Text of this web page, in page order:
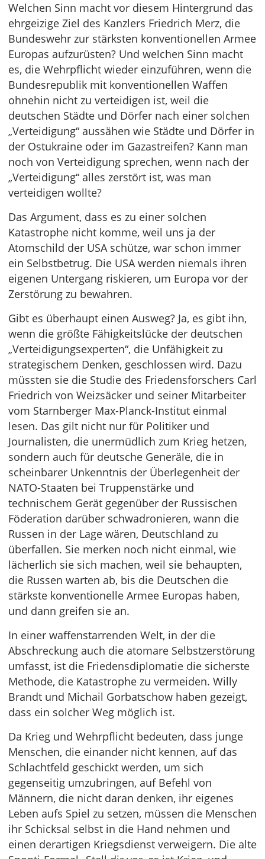
Welchen Sinn macht vor diesem Hintergrund das
ehrgeizige Ziel des Kanzlers Friedrich Merz, die
Bundeswehr zur stärksten konventionellen Armee
Europas aufzurüsten? Und welchen Sinn macht
es, die Wehrpflicht wieder einzuführen, wenn die
Bundesrepublik mit konventionellen Waffen
ohnehin nicht zu verteidigen ist, weil die
deutschen Städte und Dörfer nach einer solchen
„Verteidigung“ aussähen wie Städte und Dörfer in
der Ostukraine oder im Gazastreifen? Kann man
noch von Verteidigung sprechen, wenn nach der
„Verteidigung“ alles zerstört ist, was man
verteidigen wollte?
Das Argument, dass es zu einer solchen
Katastrophe nicht komme, weil uns ja der
Atomschild der USA schütze, war schon immer
ein Selbstbetrug. Die USA werden niemals ihren
eigenen Untergang riskieren, um Europa vor der
Zerstörung zu bewahren.
Gibt es überhaupt einen Ausweg? Ja, es gibt ihn,
wenn die größte Fähigkeitslücke der deutschen
„Verteidigungsexperten“, die Unfähigkeit zu
strategischem Denken, geschlossen wird. Dazu
müssten sie die Studie des Friedensforschers Carl
Friedrich von Weizsäcker und seiner Mitarbeiter
vom Starnberger Max-Planck-Institut einmal
lesen. Das gilt nicht nur für Politiker und
Journalisten, die unermüdlich zum Krieg hetzen,
sondern auch für deutsche Generäle, die in
scheinbarer Unkenntnis der Überlegenheit der
NATO-Staaten bei Truppenstärke und
technischem Gerät gegenüber der Russischen
Föderation darüber schwadronieren, wann die
Russen in der Lage wären, Deutschland zu
überfallen. Sie merken noch nicht einmal, wie
lächerlich sie sich machen, weil sie behaupten,
die Russen warten ab, bis die Deutschen die
stärkste konventionelle Armee Europas haben,
und dann greifen sie an.
In einer waffenstarrenden Welt, in der die
Abschreckung auch die atomare Selbstzerstörung
umfasst, ist die Friedensdiplomatie die sicherste
Methode, die Katastrophe zu vermeiden. Willy
Brandt und Michail Gorbatschow haben gezeigt,
dass ein solcher Weg möglich ist.
Da Krieg und Wehrpflicht bedeuten, dass junge
Menschen, die einander nicht kennen, auf das
Schlachtfeld geschickt werden, um sich
gegenseitig umzubringen, auf Befehl von
Männern, die nicht daran denken, ihr eigenes
Leben aufs Spiel zu setzen, müssen die Menschen
ihr Schicksal selbst in die Hand nehmen und
einen derartigen Kriegsdienst verweigern. Die alte